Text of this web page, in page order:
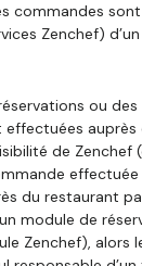
commandes
Zenchef)
ou des
auprès
de Zenchef
effectuée
du restaurant
module de
Zenchef), alors